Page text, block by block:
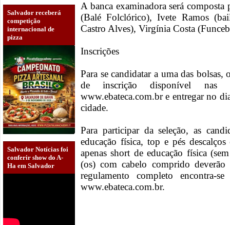
Salvador receberá
competição
internacional de
pizza
Salvador Notícias foi
conferir show do A-
Ha em Salvador
A banca examinadora será
(Balé Folclórico), Ivete Ramos
Castro Alves), Virgínia Costa
Inscrições
Para se candidatar a uma das bolsas,
de inscrição disponível
www.ebateca.com.br e entregar no
cidade.
Para participar da seleção, as
educação física, top e pés
apenas short de educação física
(os) com cabelo comprido
regulamento completo encontra-
www.ebateca.com.br.